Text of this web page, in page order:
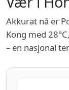
Akkurat nå er
Kong med
– en nasjonal